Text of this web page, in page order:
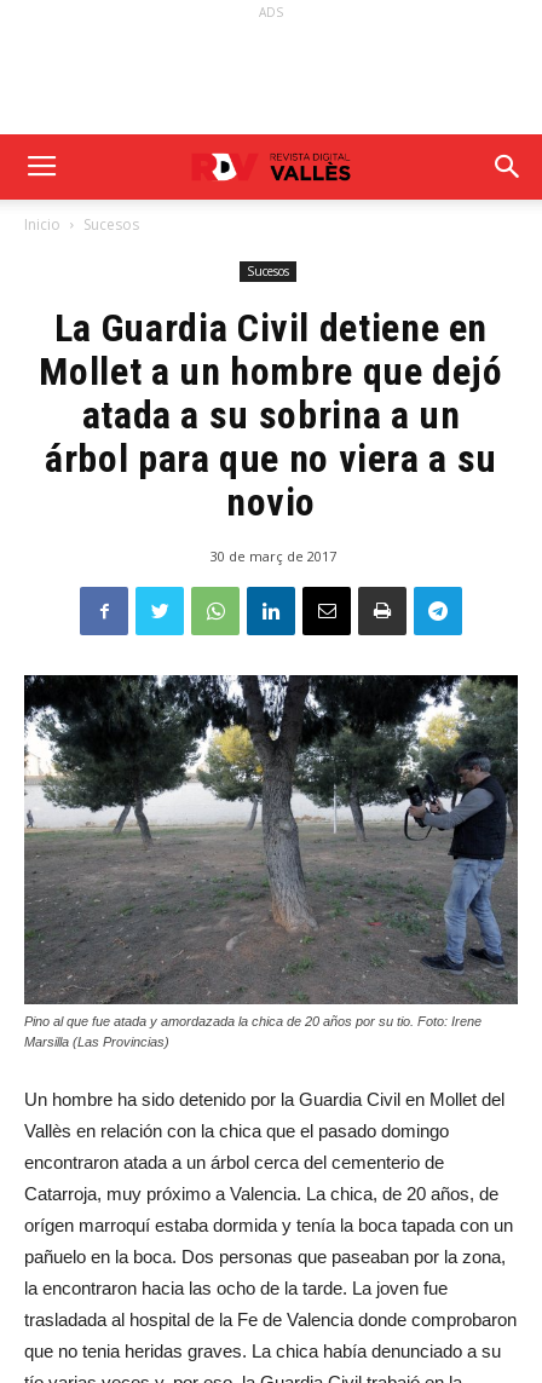
ADS
Inicio Sucesos
Sucesos
La Guardia Civil detiene en
Mollet a un hombre que dejó
atada a su sobrina a un
árbol para que no viera a su
novio
30 de març de 2017
Pino al que fue atada y amordazada la chica de 20 años por su tio. Foto: Irene
Marsilla (Las Provincias)
Un hombre ha sido detenido por la Guardia Civil en Mollet del
Vallès en relación con la chica que el pasado domingo
encontraron atada a un árbol cerca del cementerio de
Catarroja, muy próximo a Valencia. La chica, de 20 años, de
orígen marroquí estaba dormida y tenía la boca tapada con un
pañuelo en la boca. Dos personas que paseaban por la zona,
la encontraron hacia las ocho de la tarde. La joven fue
trasladada al hospital de la Fe de Valencia donde comprobaron
que no tenia heridas graves. La chica había denunciado a su